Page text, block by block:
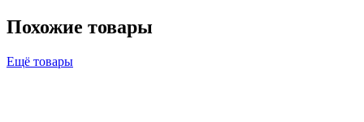
Похожие товары
Ещё товары